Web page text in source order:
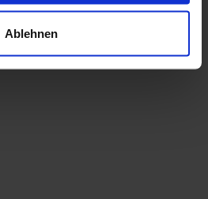
Ablehnen